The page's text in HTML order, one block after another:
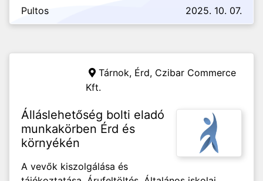
Pultos 2025. 10. 07.
Tárnok, Érd, Czibar Commerce
Kft.
Álláslehetőség bolti eladó
munkakörben Érd és
környékén
A vevők kiszolgálása és